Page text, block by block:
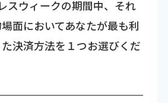
スウィークの期間中、それ
面においてあなたが最も利
決済方法を１つお選びくだ